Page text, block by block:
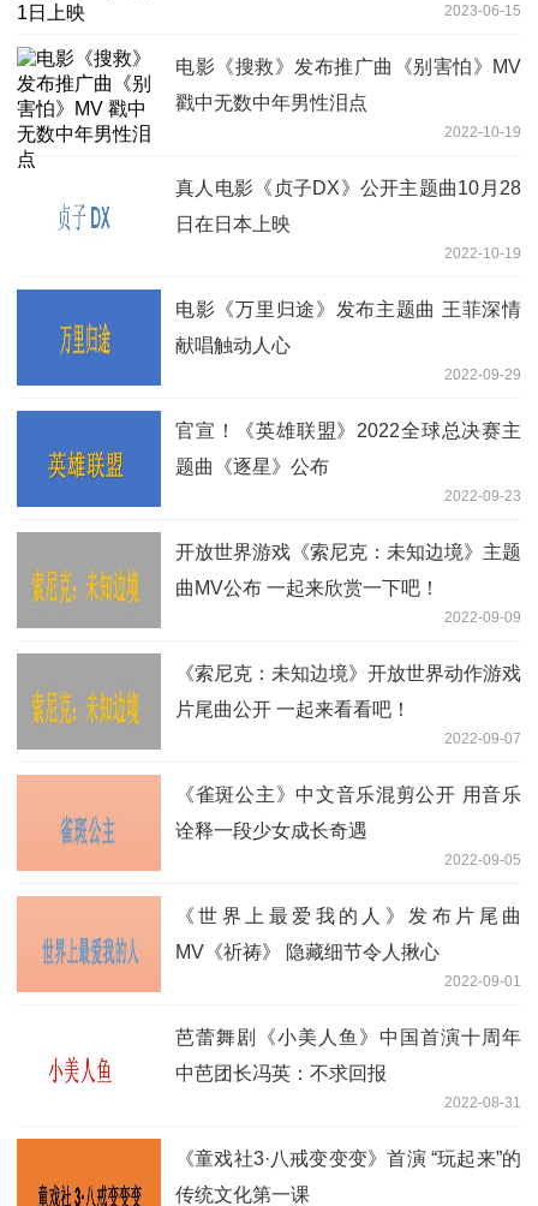
2023-06-15
电影《搜救》发布推广曲《别害怕》MV
戳中无数中年男性泪点
2022-10-19
真人电影《贞子DX》公开主题曲10月28
日在日本上映
2022-10-19
电影《万里归途》发布主题曲 王菲深情
献唱触动人心
2022-09-29
官宣！《英雄联盟》2022全球总决赛主
题曲《逐星》公布
2022-09-23
开放世界游戏《索尼克：未知边境》主题
曲MV公布 一起来欣赏一下吧！
2022-09-09
《索尼克：未知边境》开放世界动作游戏
片尾曲公开 一起来看看吧！
2022-09-07
《雀斑公主》中文音乐混剪公开 用音乐
诠释一段少女成长奇遇
2022-09-05
《世界上最爱我的人》发布片尾曲
MV《祈祷》 隐藏细节令人揪心
2022-09-01
芭蕾舞剧《小美人鱼》中国首演十周年
中芭团长冯英：不求回报
2022-08-31
《童戏社3·八戒变变变》首演 “玩起来”的
传统文化第一课